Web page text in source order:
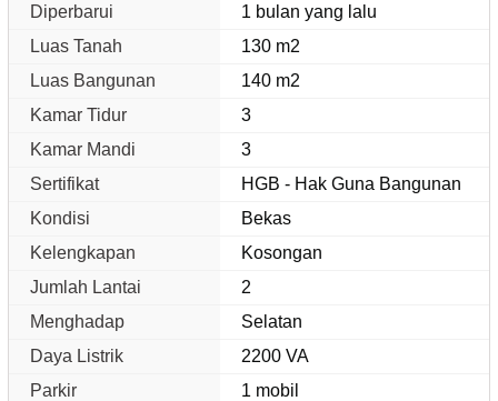
Diperbarui
1 bulan yang lalu
Luas Tanah
130 m2
Luas Bangunan
140 m2
Kamar Tidur
3
Kamar Mandi
3
Sertifikat
HGB - Hak Guna Bangunan
Kondisi
Bekas
Kelengkapan
Kosongan
Jumlah Lantai
2
Menghadap
Selatan
Daya Listrik
2200 VA
Parkir
1 mobil